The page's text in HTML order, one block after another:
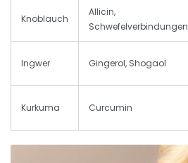
Knoblauch
Allicin,
Schwefelverbindungen
Ingwer Gingerol, Shogaol
Kurkuma Curcumin